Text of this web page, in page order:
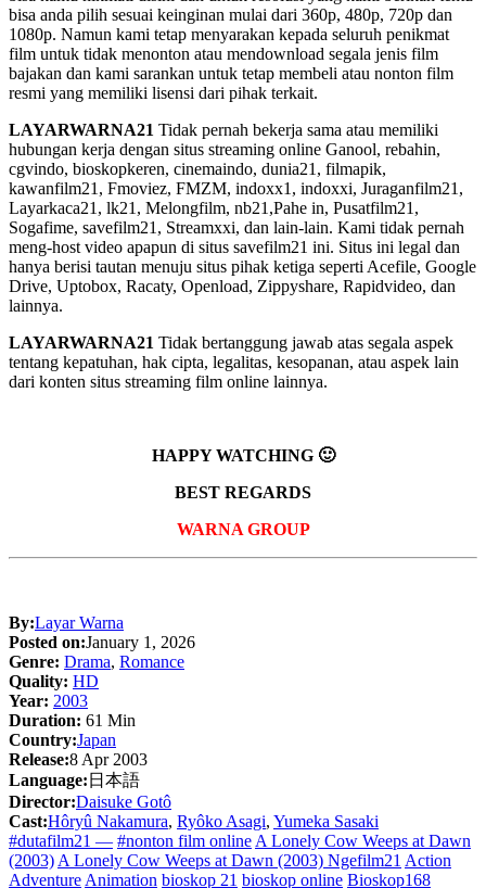
bisa anda pilih sesuai keinginan mulai dari 360p, 480p, 720p dan
1080p. Namun kami tetap menyarakan kepada seluruh penikmat
film untuk tidak menonton atau mendownload segala jenis film
bajakan dan kami sarankan untuk tetap membeli atau nonton film
resmi yang memiliki lisensi dari pihak terkait.
LAYARWARNA21 Tidak pernah bekerja sama atau memiliki
hubungan kerja dengan situs streaming online Ganool, rebahin,
cgvindo, bioskopkeren, cinemaindo, dunia21, filmapik,
kawanfilm21, Fmoviez, FMZM, indoxx1, indoxxi, Juraganfilm21,
Layarkaca21, lk21, Melongfilm, nb21,Pahe in, Pusatfilm21,
Sogafime, savefilm21, Streamxxi, dan lain-lain. Kami tidak pernah
meng-host video apapun di situs savefilm21 ini. Situs ini legal dan
hanya berisi tautan menuju situs pihak ketiga seperti Acefile, Google
Drive, Uptobox, Racaty, Openload, Zippyshare, Rapidvideo, dan
lainnya.
LAYARWARNA21 Tidak bertanggung jawab atas segala aspek
tentang kepatuhan, hak cipta, legalitas, kesopanan, atau aspek lain
dari konten situs streaming film online lainnya.
HAPPY WATCHING 🙂
BEST REGARDS
WARNA GROUP
By:Layar Warna
Posted on:January 1, 2026
Genre: Drama, Romance
Quality: HD
Year: 2003
Duration: 61 Min
Country:Japan
Release:8 Apr 2003
Language: 日本語
Director:Daisuke Gotô
Cast:Hôryû Nakamura, Ryôko Asagi, Yumeka Sasaki
#dutafilm21 — #nonton film online A Lonely Cow Weeps at Dawn
(2003) A Lonely Cow Weeps at Dawn (2003) Ngefilm21 Action
Adventure Animation bioskop 21 bioskop online Bioskop168